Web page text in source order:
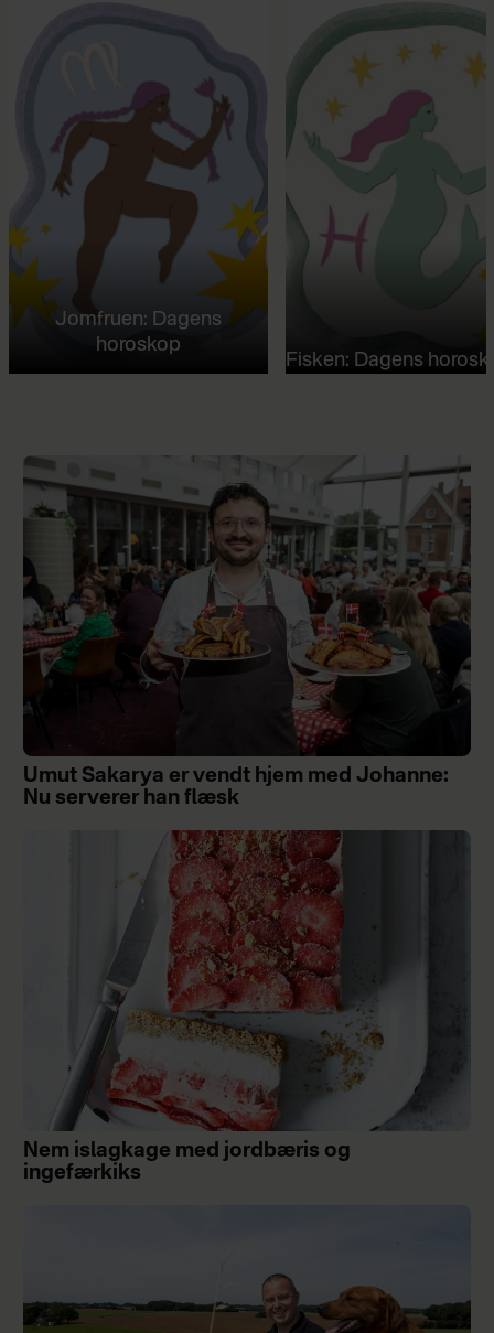
Jomfruen: Dagens
horoskop
Fisken: Dagens
Umut Sakarya er vendt hjem med Johanne:
Nu serverer han flæsk
Nem islagkage med jordbæris og
ingefærkiks